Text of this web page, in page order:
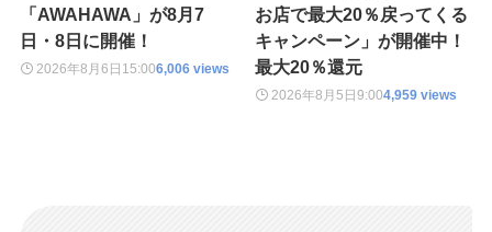
「AWAHAWA」が8月7
日・8日に開催！
2026年8月6日 15:006,006 views
お店で最大20％戻ってくる
キャンペーン」が開催中！
最大20％還元
2026年8月5日9:004,959 views